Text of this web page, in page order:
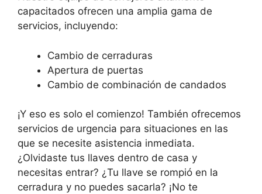
capacitados ofrecen una amplia gama de
servicios, incluyendo:
Cambio de cerraduras
Apertura de puertas
Cambio de combinación de candados
¡Y eso es solo el comienzo! También ofrecemos
servicios de urgencia para situaciones en las
que se necesite asistencia inmediata.
¿Olvidaste tus llaves dentro de casa y
necesitas entrar? ¿Tu llave se rompió en la
cerradura y no puedes sacarla? ¡No te